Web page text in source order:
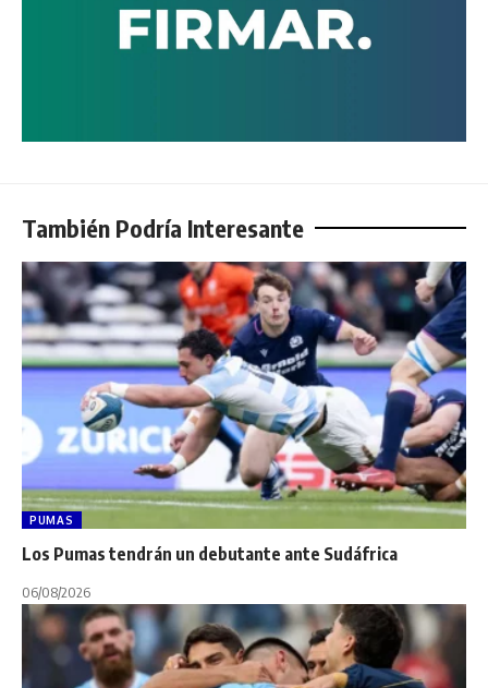
También Podría Interesante
PUMAS
Los Pumas tendrán un debutante ante Sudáfrica
06/08/2026